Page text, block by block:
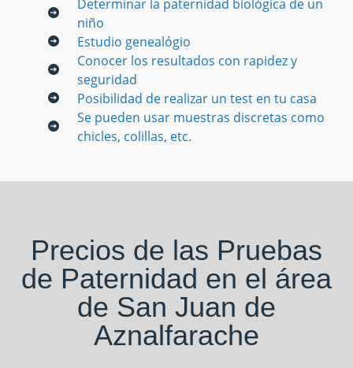
Determinar la paternidad biológica de un
niño
Estudio genealógio
Conocer los resultados con rapidez y
seguridad
Posibilidad de realizar un test en tu casa
Se pueden usar muestras discretas como
chicles, colillas, etc.
Precios de las Pruebas
de Paternidad en el área
de San Juan de
Aznalfarache